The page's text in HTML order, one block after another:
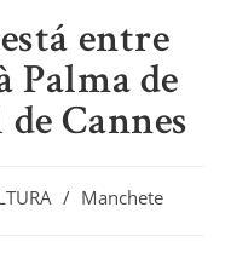
entre
Palma de
Cannes
/ Manchete